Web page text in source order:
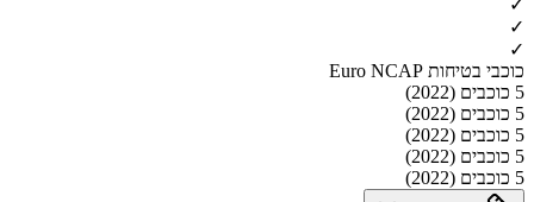
✓
✓
כוכבי בטיחות Euro NCAP
5 כוכבים (2022)
5 כוכבים (2022)
5 כוכבים (2022)
5 כוכבים (2022)
5 כוכבים (2022)